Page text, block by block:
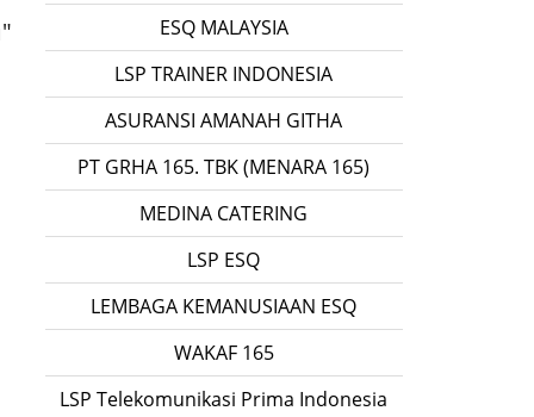
ESQ MALAYSIA
LSP TRAINER INDONESIA
ASURANSI AMANAH GITHA
PT GRHA 165. TBK (MENARA 165)
MEDINA CATERING
LSP ESQ
LEMBAGA KEMANUSIAAN ESQ
WAKAF 165
LSP Telekomunikasi Prima Indonesia